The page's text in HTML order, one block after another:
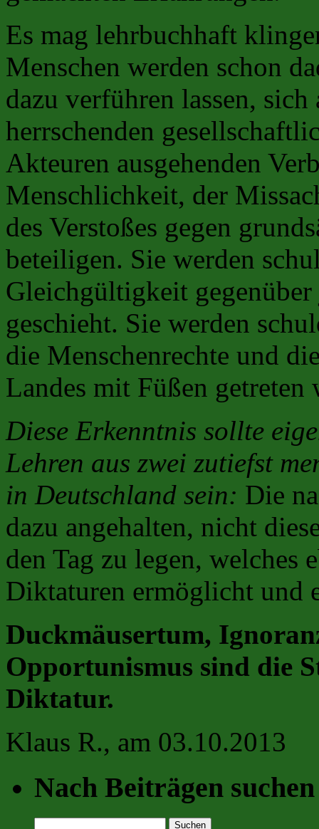
Es mag lehrbuchhaft
Menschen werden schon
dazu verführen lassen,
herrschenden
Akteuren ausgehenden
Menschlichkeit, der
des Verstoßes gegen
beteiligen. Sie werden
Gleichgültigkeit gegenüber
geschieht. Sie werden
die Menschenrechte und
Landes mit Füßen getreten
Diese Erkenntnis sollte
Lehren aus zwei zutiefst
in Deutschland sein: Die
dazu angehalten, nicht
den Tag zu legen, welches
Diktaturen ermöglicht und
Duckmäusertum,
Opportunismus sind die
Diktatur.
Klaus R., am 03.10.2013
Nach Beiträgen suchen